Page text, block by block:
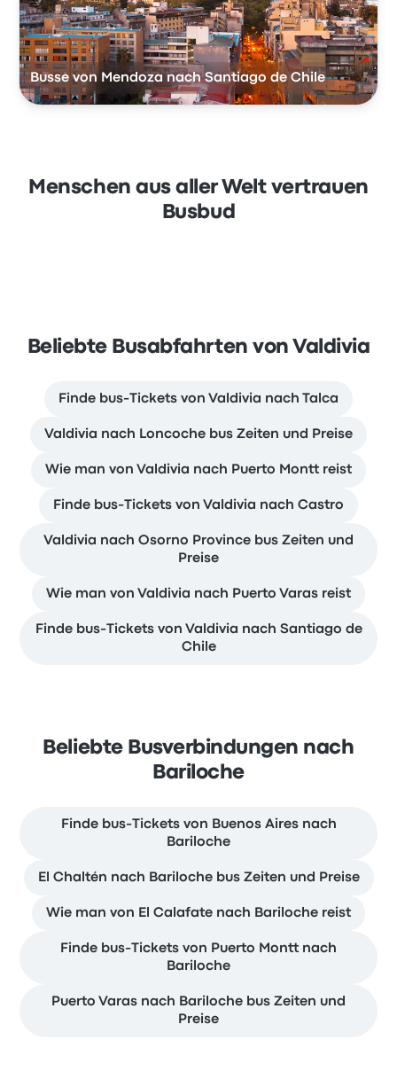
Busse von Mendoza nach Santiago de Chile
Menschen aus aller Welt vertrauen
Busbud
Beliebte Busabfahrten von Valdivia
Finde bus-Tickets von Valdivia nach Talca
Valdivia nach Loncoche bus Zeiten und Preise
Wie man von Valdivia nach Puerto Montt reist
Finde bus-Tickets von Valdivia nach Castro
Valdivia nach Osorno Province bus Zeiten und
Preise
Wie man von Valdivia nach Puerto Varas reist
Finde bus-Tickets von Valdivia nach Santiago de
Chile
Beliebte Busverbindungen nach
Bariloche
Finde bus-Tickets von Buenos Aires nach
Bariloche
El Chaltén nach Bariloche bus Zeiten und Preise
Wie man von El Calafate nach Bariloche reist
Finde bus-Tickets von Puerto Montt nach
Bariloche
Puerto Varas nach Bariloche bus Zeiten und
Preise